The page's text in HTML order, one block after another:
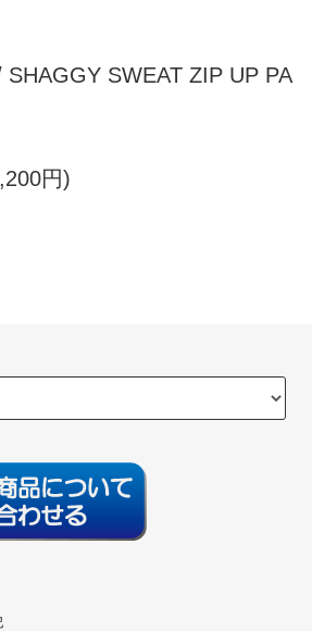
SWEAT ZIP UP PA
円)